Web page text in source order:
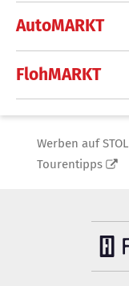
AutoMARKT
FlohMARKT
Werben auf STOL
Tourentipps